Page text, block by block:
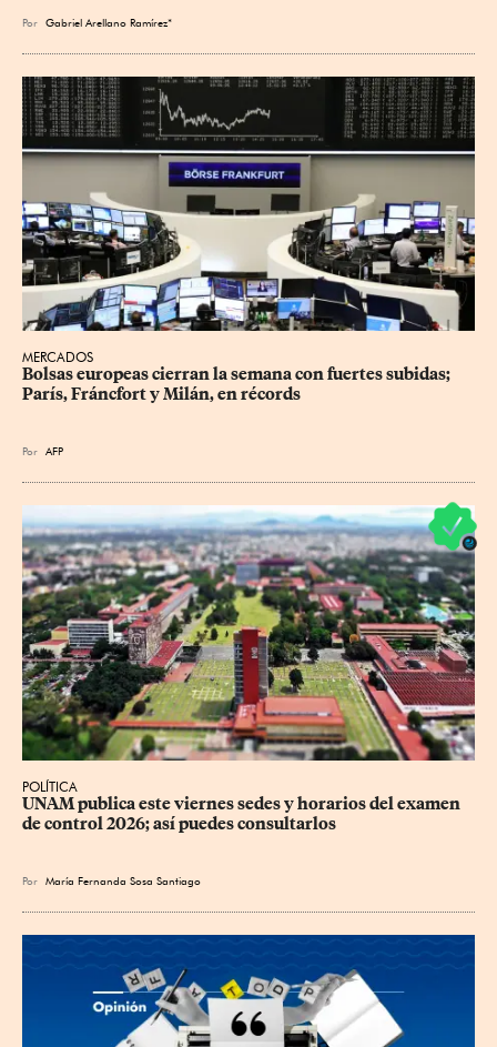
Por Gabriel Arellano Ramírez*
MERCADOS
Bolsas europeas cierran la semana con fuertes subidas;
París, Fráncfort y Milán, en récords
Por AFP
POLÍTICA
UNAM publica este viernes sedes y horarios del examen
de control 2026; así puedes consultarlos
Por María Fernanda Sosa Santiago